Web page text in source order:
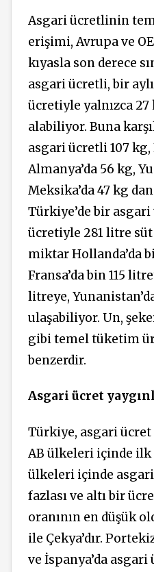
Asgari ücretlinin
erişimi, Avrupa ve
kıyasla son derece
asgari ücretli, bir
ücretiyle yalnızca
alabiliyor. Buna
asgari ücretli 107 kg,
Almanya’da 56 kg,
Meksika’da 47 kg
Türkiye’de bir
ücretiyle 281 litre
miktar Hollanda’da
Fransa’da bin 115
litreye,
ulaşabiliyor. Un,
gibi temel tüketim
benzerdir.
Asgari ücret
Türkiye, asgari ücret
AB ülkeleri içinde ilk
ülkeleri içinde
fazlası ve altı bir
oranının en düşük
ile Çekya’dır.
ve İspanya’da asgari